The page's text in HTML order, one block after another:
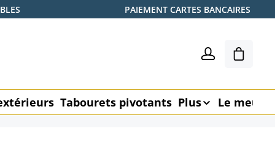
PAIEMENT CARTES BANCAIRES
Le
Tabourets pivotants Plus Le